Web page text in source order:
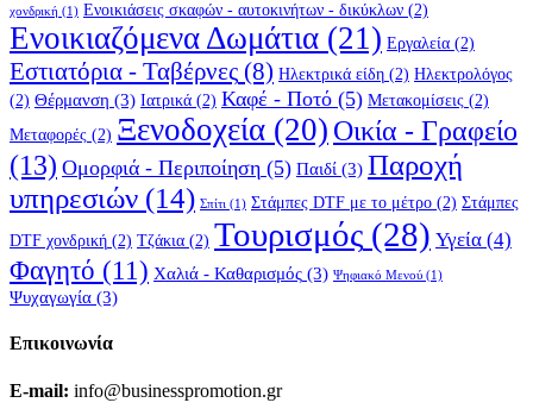
χονδρική (1) Ενοικιάσεις σκαφών - αυτοκινήτων - δικύκλων (2)
Ενοικιαζόμενα Δωμάτια (21) Εργαλεία (2)
Εστιατόρια - Ταβέρνες (8) Ηλεκτρικά είδη (2) Ηλεκτρολόγος
(2) Θέρμανση (3) Ιατρικά (2) Καφέ - Ποτό (5) Μετακομίσεις (2)
Μεταφορές (2) Ξενοδοχεία (20) Οικία - Γραφείο
(13) Ομορφιά - Περιποίηση (5) Παιδί (3) Παροχή
υπηρεσιών (14) Σπίτι (1) Στάμπες DTF με το μέτρο (2) Στάμπες
DTF χονδρική (2) Τζάκια (2) Τουρισμός (28) Υγεία (4)
Φαγητό (11) Χαλιά - Καθαρισμός (3) Ψηφιακό Μενού (1)
Ψυχαγωγία (3)
Επικοινωνία
E-mail: info@businesspromotion.gr